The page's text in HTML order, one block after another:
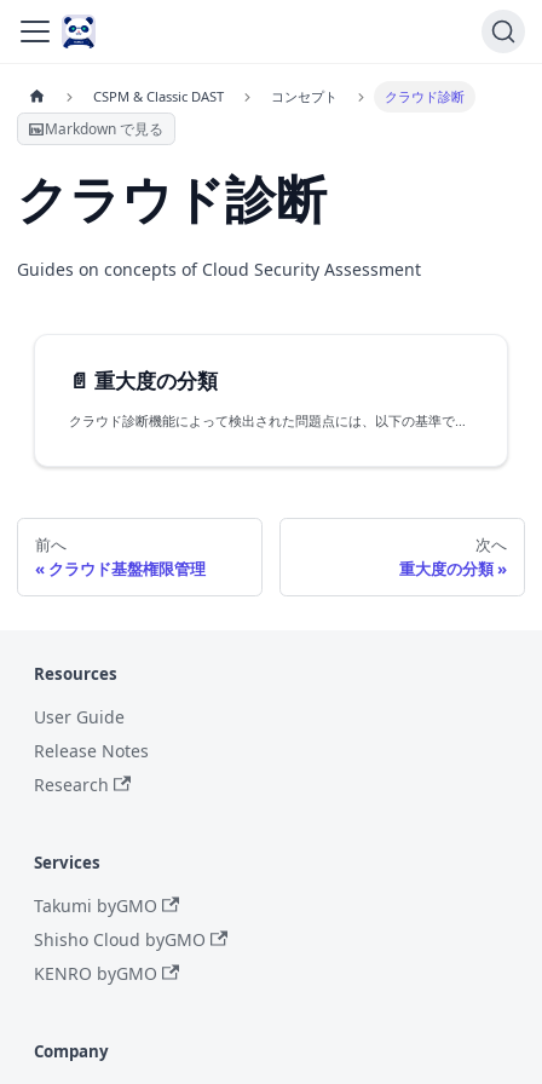
CSPM & Classic DAST コンセプト クラウド診断
Markdown で見る
クラウド診断
Guides on concepts of Cloud Security Assessment
📄️ 重大度の分類
クラウド診断機能によって検出された問題点には、以下の基準で重大度（Severity）が付与されています。
前へ
クラウド基盤権限管理
次へ
重大度の分類
Resources
User Guide
Release Notes
Research
Services
Takumi byGMO
Shisho Cloud byGMO
KENRO byGMO
Company